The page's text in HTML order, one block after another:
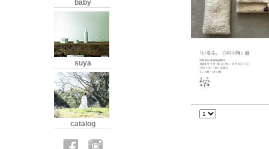
baby
suya
catalog